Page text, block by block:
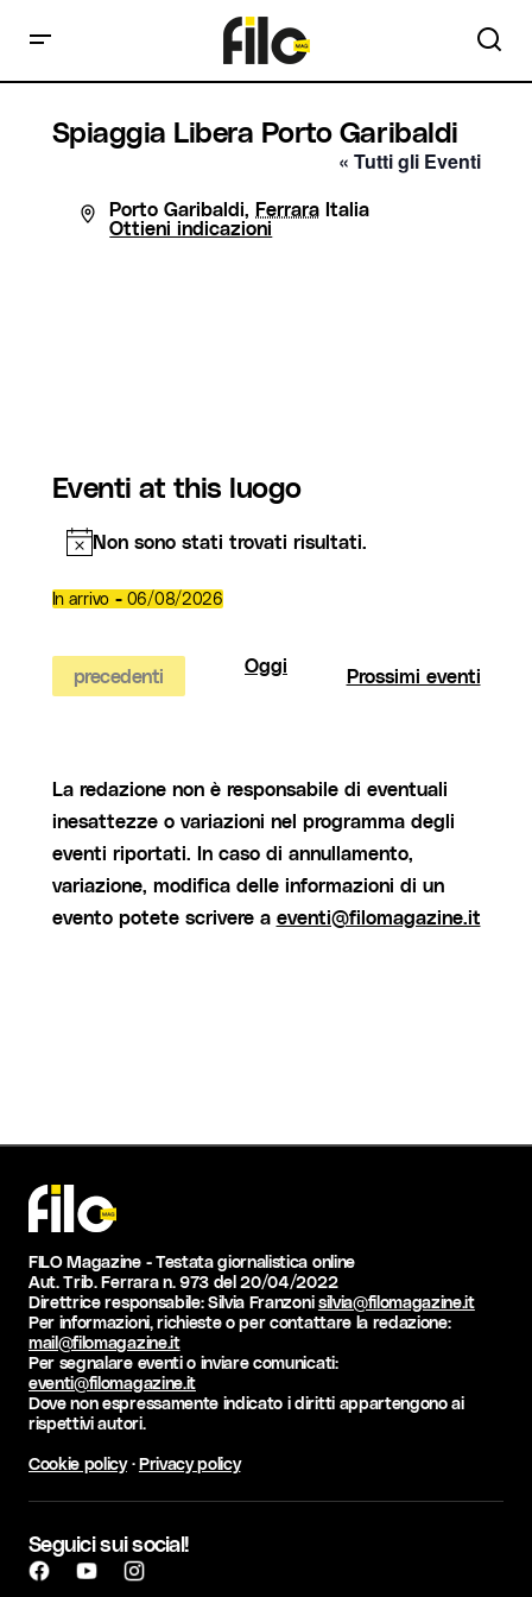
Spiaggia Libera Porto Garibaldi
« Tutti gli Eventi
Indirizzo
Porto Garibaldi, Ferrara Italia
Ottieni indicazioni
Eventi at this luogo
Notice
Non sono stati trovati risultati.
In arrivo - 06/08/2026
data.Eventi
precedenti Oggi Prossimi eventi
La redazione non è responsabile di eventuali
inesattezze o variazioni nel programma degli
eventi riportati. In caso di annullamento,
variazione, modifica delle informazioni di un
evento potete scrivere a eventi@filomagazine.it
FILO Magazine - Testata giornalistica online
Aut. Trib. Ferrara n. 973 del 20/04/2022
Direttrice responsabile: Silvia Franzonisilvia@filomagazine.it
Per informazioni, richieste o per contattare la redazione:
mail@filomagazine.it
Per segnalare eventi o inviare comunicati:
eventi@filomagazine.it
Dove non espressamente indicato i diritti appartengono ai
rispettivi autori.
Cookie policy·Privacy policy
Seguici sui social!